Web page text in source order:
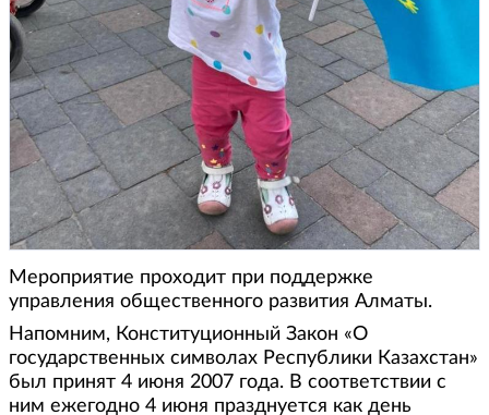
Мероприятие проходит при поддержке
управления общественного развития Алматы.
Напомним, Конституционный Закон «О
государственных символах Республики Казахстан»
был принят 4 июня 2007 года. В соответствии с
ним ежегодно 4 июня празднуется как день